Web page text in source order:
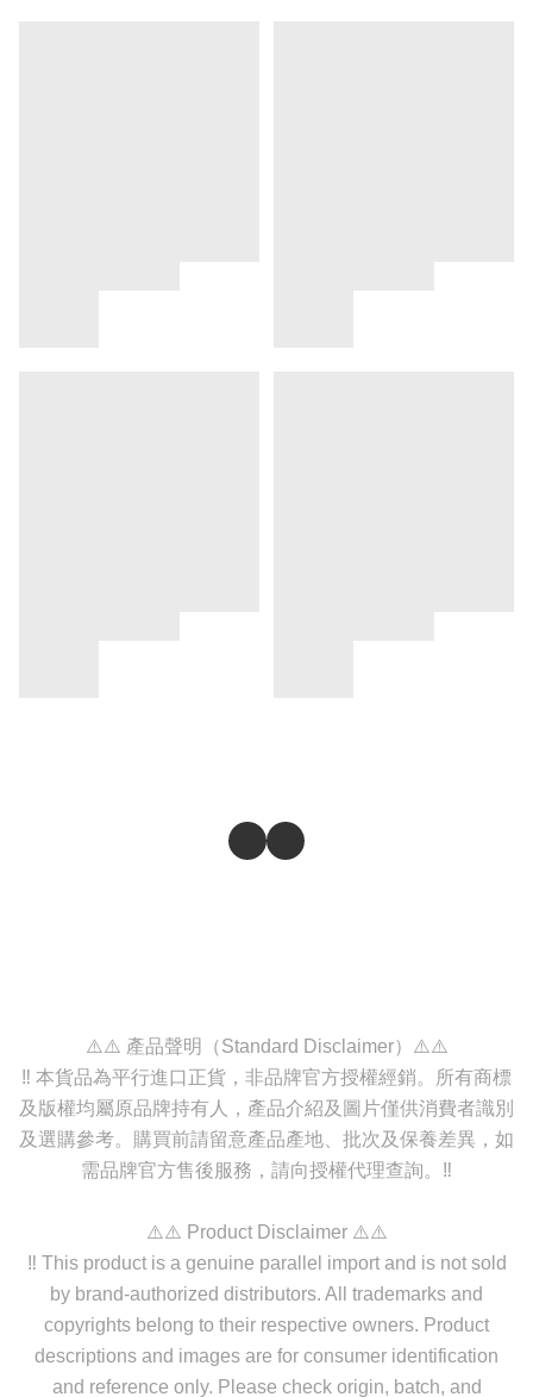
⚠️⚠️ 產品聲明（Standard Disclaimer）⚠️⚠️
‼️ 本貨品為平行進口正貨，非品牌官方授權經銷。所有商標
及版權均屬原品牌持有人，產品介紹及圖片僅供消費者識別
及選購參考。購買前請留意產品產地、批次及保養差異，如
需品牌官方售後服務，請向授權代理查詢。‼️
⚠️⚠️ Product Disclaimer ⚠️⚠️
‼️ This product is a genuine parallel import and is not sold
by brand-authorized distributors. All trademarks and
copyrights belong to their respective owners. Product
descriptions and images are for consumer identification
and reference only. Please check origin, batch, and